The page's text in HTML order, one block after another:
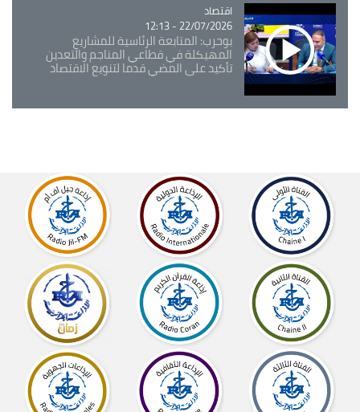
Catégorie
اقتصاد
22/07/2026 - 12:13
بوحرب: المتابعة الرئاسية للمشاريع
المهيكلة في قطاعي المناجم والتعدين
تأكيد على المضي قدما لتنويع الاقتصاد